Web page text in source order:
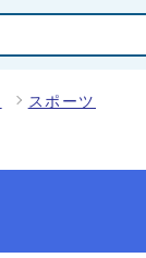
スポーツ